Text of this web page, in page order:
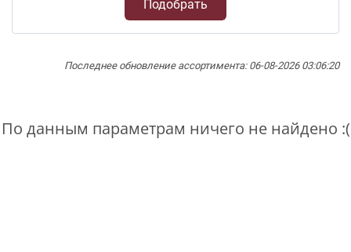
Подобрать
Последнее обновление ассортимента: 06-08-2026 03:06:20
По данным параметрам ничего не найдено :(